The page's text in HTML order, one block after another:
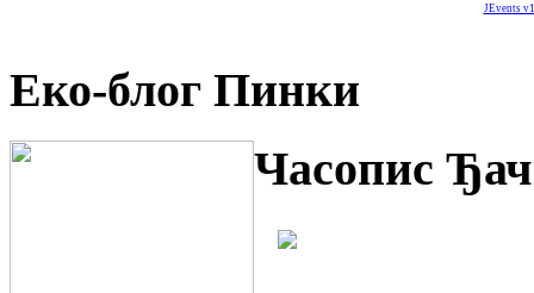
JEvents
Еко-блог Пинки
Часопис